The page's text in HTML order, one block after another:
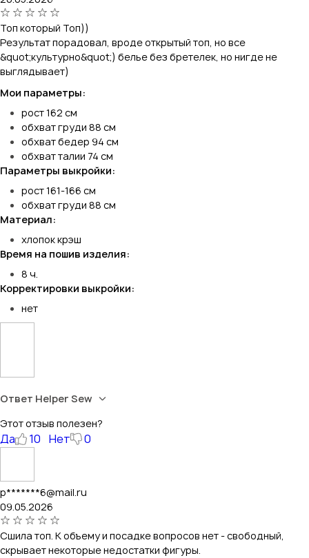
Топ который Топ))
Результат порадовал, вроде открытый топ, но все
&quot;культурно&quot;) белье без бретелек, но нигде не
выглядывает)
Мои параметры:
рост 162 см
обхват груди 88 см
обхват бедер 94 см
обхват талии 74 см
Параметры выкройки:
рост 161-166 см
обхват груди 88 см
Материал:
хлопок крэш
Время на пошив изделия:
8 ч.
Корректировки выкройки:
нет
Ответ Helper Sew
Этот отзыв полезен?
Да 10 Нет 0
p*******6@mail.ru
09.05.2026
Сшила топ. К объему и посадке вопросов нет - свободный,
скрывает некоторые недостатки фигуры.